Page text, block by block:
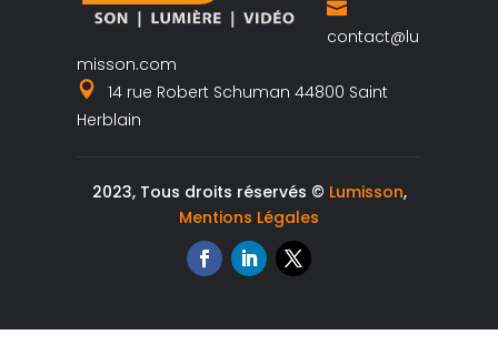
contact@lu
misson.com
14 rue Robert Schuman 44800 Saint
Herblain
2023, Tous droits réservés © Lumisson,
Mentions Légales